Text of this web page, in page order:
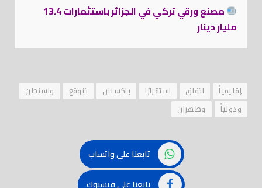
مصنع ورقي تركي في الجزائر باستثمارات 13.4
مليار دينار
إقليمياً اتفاق استقرارًا باكستان تتوقع
واشنطن
ودولياً
وطهران
تابعنا على واتساب
تابعنا على فيسبوك